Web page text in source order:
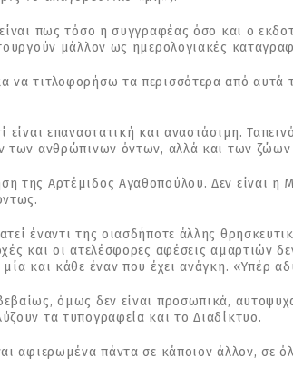
πως τόσο η συγγραφέας όσο και ο
μάλλον ως ημερολογιακές
να τιτλοφορήσω τα περισσότερα από
είναι επαναστατική και αναστάσιμη.
των ανθρώπινων όντων, αλλά και των
της Αρτέμιδος Αγαθοπούλου. Δεν είναι
έναντι της οιασδήποτε άλλης
και οι ατελέσφορες αφέσεις αμαρτιών
και κάθε έναν που έχει ανάγκη. «Υπέρ
όμως δεν είναι προσωπικά,
τα τυπογραφεία και το Διαδίκτυο.
αφιερωμένα πάντα σε κάποιον άλλον, σε